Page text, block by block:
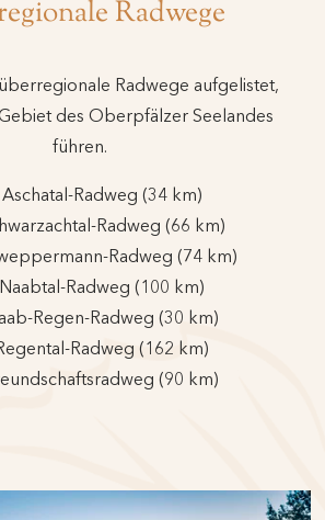
Radwege
Radwege aufgelistet,
des Oberpfälzer Seelandes
führen.
Aschatal-Radweg (34 km)
Radweg (66 km)
Radweg (74 km)
Naabtal-Radweg (100 km)
Regen-Radweg (30 km)
Radweg (162 km)
(90 km)